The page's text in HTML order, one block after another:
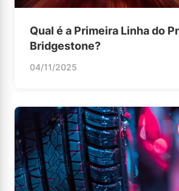
Qual é a Primeira Linha do
Bridgestone?
04/11/2025